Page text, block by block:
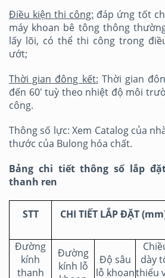
Điều kiện thi công: đáp ứng tốt
máy khoan bê tông thông
lấy lõi, có thể thi công trong
ướt;
Thời gian đông kết: Thời gian
đến 60' tuỳ theo nhiệt độ môi
công.
Thông số lực: Xem Catalog của
thước của Bulong hóa chất.
Bảng chi tiết thông số lắp
thanh ren
STT CHI TIẾT LẮP ĐẶT
Đường
kính
thanh
Đường
kính lỗ
Độ sâu
lỗ khoan
dày
thiểu